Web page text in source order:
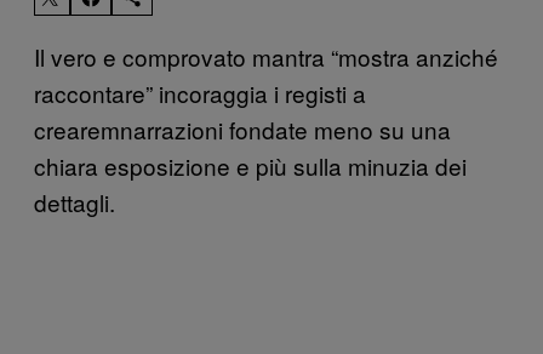
Il vero e comprovato mantra “mostra anziché
raccontare” incoraggia i registi a
crearemnarrazioni fondate meno su una
chiara esposizione e più sulla minuzia dei
dettagli.